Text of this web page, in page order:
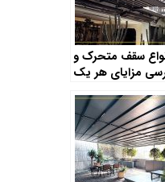
سقف متحرک و
مزایای هر یک